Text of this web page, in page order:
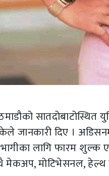
सातदोबाटोस्थित
जानकारी दिए ।
लागि फारम शुल्क
मेकअप, मोटिभेसनल, हेल्थ